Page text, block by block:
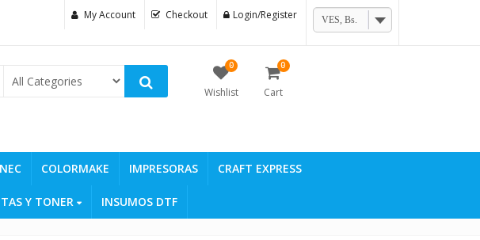
My Account Checkout Login/Register VES, Bs.
0
Wishlist
0
Cart
COLORMAKE IMPRESORAS CRAFT EXPRESS
Y TONER INSUMOS DTF